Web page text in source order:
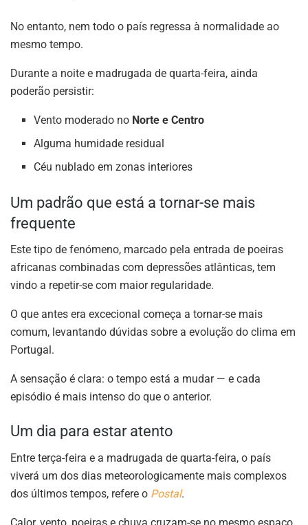
No entanto, nem todo o país regressa à normalidade ao
mesmo tempo.
Durante a noite e madrugada de quarta-feira, ainda
poderão persistir:
Vento moderado no Norte e Centro
Alguma humidade residual
Céu nublado em zonas interiores
Um padrão que está a tornar-se mais
frequente
Este tipo de fenómeno, marcado pela entrada de poeiras
africanas combinadas com depressões atlânticas, tem
vindo a repetir-se com maior regularidade.
O que antes era excecional começa a tornar-se mais
comum, levantando dúvidas sobre a evolução do clima em
Portugal.
A sensação é clara: o tempo está a mudar — e cada
episódio é mais intenso do que o anterior.
Um dia para estar atento
Entre terça-feira e a madrugada de quarta-feira, o país
viverá um dos dias meteorologicamente mais complexos
dos últimos tempos, refere o Postal.